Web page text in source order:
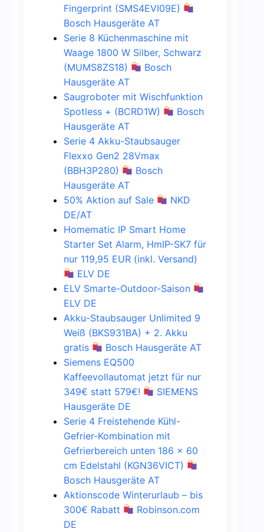
Fingerprint (SMS4EVI09E)
Bosch Hausgeräte AT
Serie 8 Küchenmaschine mit
Waage 1800 W Silber, Schwarz
(MUMS8ZS18)
Bosch
Hausgeräte AT
Saugroboter mit Wischfunktion
Spotless + (BCRD1W)
Bosch
Hausgeräte AT
Serie 4 Akku-Staubsauger
Flexxo Gen2 28Vmax
(BBH3P280)
Bosch
Hausgeräte AT
50% Aktion auf Sale
NKD
DE/AT
Homematic IP Smart Home
Starter Set Alarm, HmIP-SK7 für
nur 119,95 EUR (inkl. Versand)
ELV DE
ELV Smarte-Outdoor-Saison
ELV DE
Akku-Staubsauger Unlimited 9
Weiß (BKS931BA) + 2. Akku
gratis
Bosch Hausgeräte AT
Siemens EQ500
Kaffeevollautomat jetzt für nur
349€ statt 579€!
SIEMENS
Hausgeräte DE
Serie 4 Freistehende Kühl-
Gefrier-Kombination mit
Gefrierbereich unten 186 x 60
cm Edelstahl (KGN36VICT)
Bosch Hausgeräte AT
Aktionscode Winterurlaub – bis
300€ Rabatt
Robinson.com
DE